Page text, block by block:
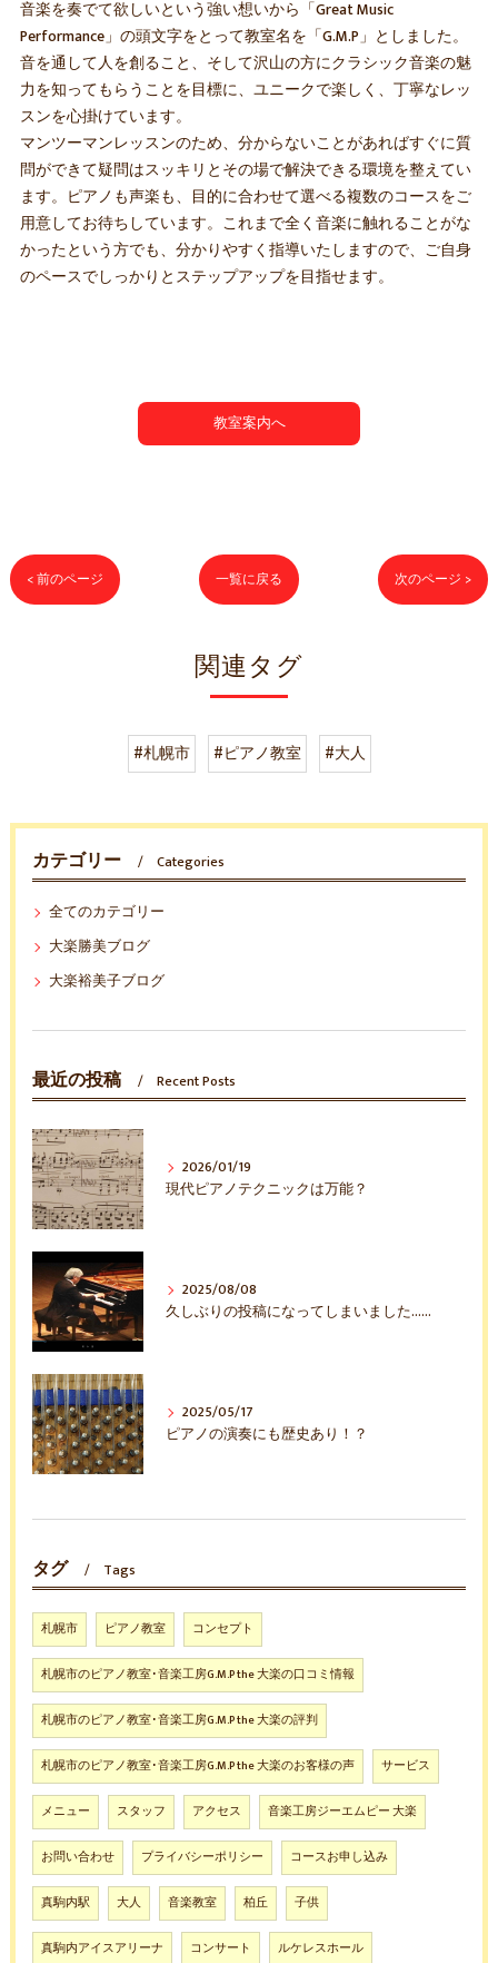
音楽を奏でて欲しいという強い想いから「Great Music
Performance」の頭文字をとって教室名を「G.M.P」としました。
音を通して人を創ること、そして沢山の方にクラシック音楽の魅
力を知ってもらうことを目標に、ユニークで楽しく、丁寧なレッ
スンを心掛けています。
マンツーマンレッスンのため、分からないことがあればすぐに質
問ができて疑問はスッキリとその場で解決できる環境を整えてい
ます。ピアノも声楽も、目的に合わせて選べる複数のコースをご
用意してお待ちしています。これまで全く音楽に触れることがな
かったという方でも、分かりやすく指導いたしますので、ご自身
のペースでしっかりとステップアップを目指せます。
教室案内へ
< 前のページ 一覧に戻る 次のページ >
関連タグ
#札幌市 #ピアノ教室 #大人
カテゴリー Categories
全てのカテゴリー
大楽勝美ブログ
大楽裕美子ブログ
最近の投稿 Recent Posts
2026/01/19
現代ピアノテクニックは万能？
2025/08/08
久しぶりの投稿になってしまいました……
2025/05/17
ピアノの演奏にも歴史あり！？
タグ Tags
札幌市 ピアノ教室 コンセプト
札幌市のピアノ教室･音楽工房G.M.P the 大楽の口コミ情報
札幌市のピアノ教室･音楽工房G.M.P the 大楽の評判
札幌市のピアノ教室･音楽工房G.M.P the 大楽のお客様の声 サービス
メニュー スタッフ アクセス 音楽工房ジーエムピー 大楽
お問い合わせ プライバシーポリシー コースお申し込み
真駒内駅 大人 音楽教室 柏丘 子供
真駒内アイスアリーナ コンサート ルケレスホール